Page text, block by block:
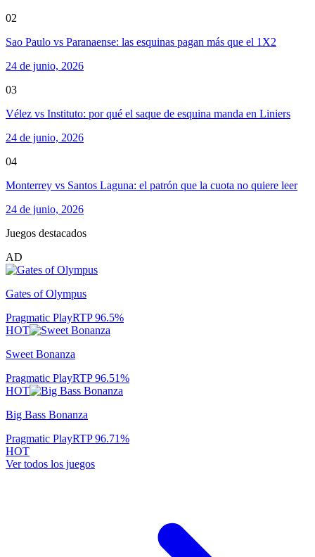
02
Sao Paulo vs Paranaense: las esquinas pagan más que el 1X2
24 de junio, 2026
03
Vélez vs Instituto: por qué el saque de esquina manda en Liniers
24 de junio, 2026
04
Monterrey vs Santos Laguna: el patrón que la cuota no quiere leer
24 de junio, 2026
Juegos destacados
AD
Gates of Olympus
Pragmatic PlayRTP96.5%
HOT
Sweet Bonanza
Pragmatic PlayRTP96.51%
HOT
Big Bass Bonanza
Pragmatic PlayRTP96.71%
HOT
Ver todos los juegos